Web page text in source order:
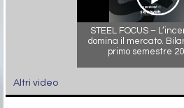
STEEL FOCUS –
domina il mercato.
primo semestre
Altri video